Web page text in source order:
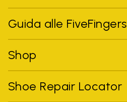
Guida alle FiveFingers
Shop
Shoe Repair Locator